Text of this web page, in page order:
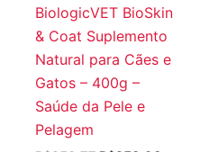
BiologicVET BioSkin
& Coat Suplemento
Natural para Cães e
Gatos – 400g –
Saúde da Pele e
Pelagem